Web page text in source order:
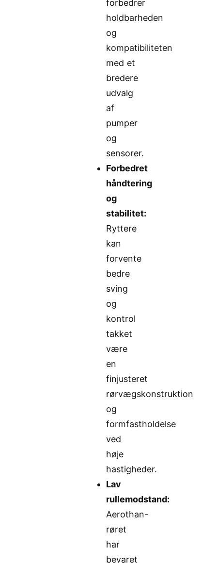
forbedrer
holdbarheden
og
kompatibiliteten
med et
bredere
udvalg
af
pumper
og
sensorer.
Forbedret
håndtering
og
stabilitet:
Ryttere
kan
forvente
bedre
sving
og
kontrol
takket
være
en
finjusteret
rørvægskonstruktion
og
formfastholdelse
ved
høje
hastigheder.
Lav
rullemodstand:
Aerothan-
røret
har
bevaret